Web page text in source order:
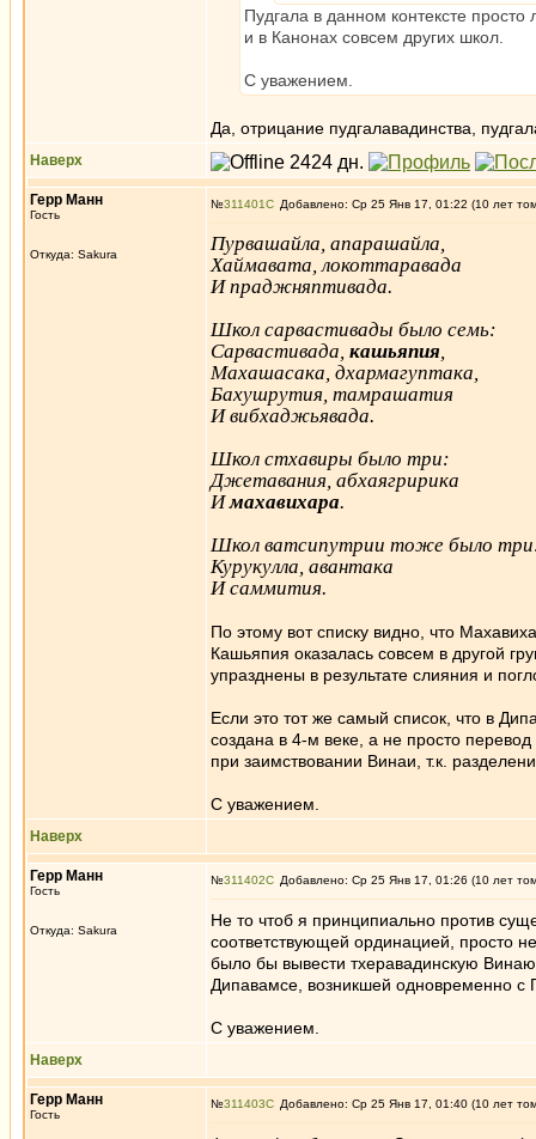
Пудгала в данном контексте
и в Канонах совсем других школ.
С уважением.
Да, отрицание пудгалавадинства,
Наверх
Герр Манн
Гость
Откуда: Sakura
№311401 Добавлено: Ср 25 Янв 17, 01:22 (10 лет
Пурвашайла, апарашайла,
Хаймавата, локоттаравада
И праджняптивада.
Школ сарвастивады было семь:
Сарвастивада, кашьяпия,
Махашасака, дхармагуптака,
Бахушрутия, тамрашатия
И вибхаджьявада.
Школ стхавиры было три:
Джетавания, абхаягририка
Имахавихара.
Школ ватсипутрии тоже было
Курукулла, авантака
И саммития.
По этому вот списку видно, что
Кашьяпия оказалась совсем в другой
упразднены в результате слияния и
Если это тот же самый список, что в
создана в 4-м веке, а не просто
при заимствовании Винаи, т.к.
С уважением.
Наверх
Герр Манн
Гость
Откуда: Sakura
№311402 Добавлено: Ср 25 Янв 17, 01:26 (10 лет
Не то чтоб я принципиально против
соответствующей ординацией, просто
было бы вывести тхеравадинскую
Дипавамсе, возникшей одновременно с
С уважением.
Наверх
Герр Манн
Гость
№311403 Добавлено: Ср 25 Янв 17, 01:40 (10 лет